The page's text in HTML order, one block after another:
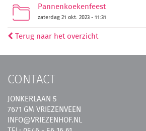
Pannenkoekenfeest
zaterdag 21 okt. 2023 - 11:31
Terug naar het overzicht
CONTACT
JONKERLAAN 5
7671 GM VRIEZENVEEN
INFO@VRIEZENHOF.NL